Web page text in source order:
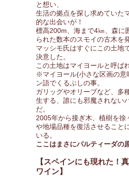
と想い、
生活の拠点を探し求めていた
的な出会いが！
標高200m、海まで4㎞、森に
られた数本のスモイの古木を
マッシモ氏はすぐにこの土地
決意した。
この土地はマイヨールと呼ば
※マイヨール(小さな区画の意
ン語でくるぶしの事。
ガリッグやオリーブなど、多
生する、誰にも邪魔されない
だ。
2005年から接ぎ木、植樹を徐
や地場品種を復活させること
いる。
ここはまさにパルティーダの
【スペインにも現れた！
ワイン】